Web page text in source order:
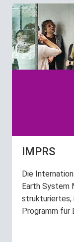
IMPRS
Die
Earth System
strukturiertes,
Programm für